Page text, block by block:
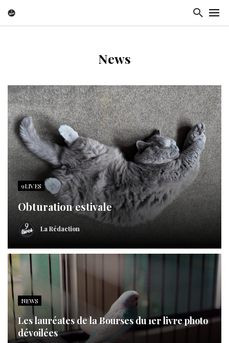
News
9LIVES
Obturation estivale
La Rédaction
NEWS
Les lauréates de la Bourses du 1er livre photo
dévoilées